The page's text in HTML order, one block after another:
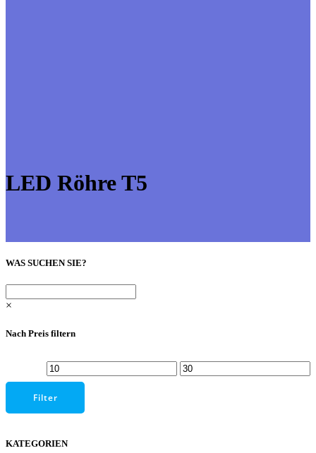
LED Röhre T5
WAS SUCHEN SIE?
×
Nach Preis filtern
Min.
Preis
Max.
Filter
KATEGORIEN